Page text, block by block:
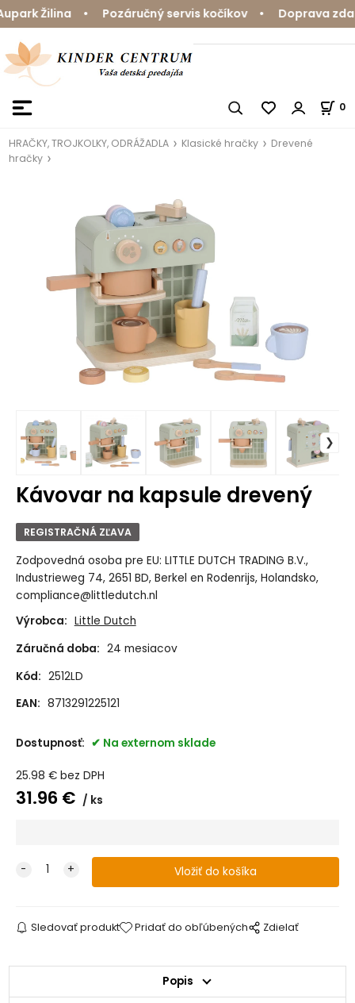
Žilina • Pozáručný servis kočíkov • Doprava
0
HRAČKY, TROJKOLKY, ODRÁŽADLA Klasické hračky
Drevené
hračky
Kávovar na kapsule drevený
REGISTRAČNÁ ZĽAVA
Zodpovedná osoba pre EU: LITTLE DUTCH TRADING B.V.,
Industrieweg 74, 2651 BD, Berkel en Rodenrijs, Holandsko,
compliance@littledutch.nl
Výrobca: Little Dutch
Záručná doba: 24 mesiacov
Kód: 2512LD
EAN: 8713291225121
Dostupnosť: Na externom sklade
25.98 € bez DPH
31.96 € ks
Sledovať produkt Pridať do obľúbených Zdielať
Popis